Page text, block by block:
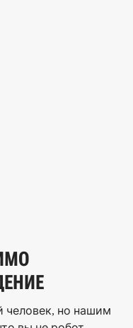
человек, но нашим